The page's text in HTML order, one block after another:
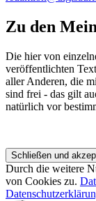
Zu den
Die hier von
veröffentlichten
aller Anderen, die
sind frei - das gilt
natürlich vor
Durch die weitere
von Cookies zu.